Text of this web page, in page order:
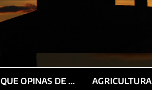
QUE OPINAS DE … AGRICULTURA